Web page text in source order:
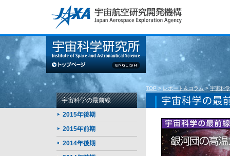
このページの本文へ
TOP > レポート＆コラム > 宇宙科
宇宙科学の最前線
2015年後期
2015年前期
2014年後期